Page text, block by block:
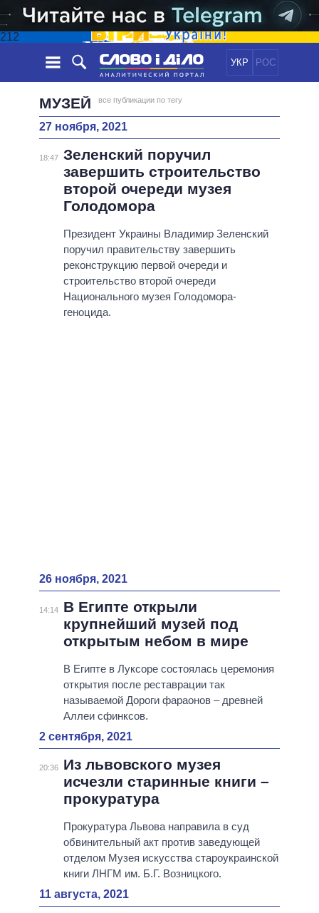
212
УКР РОС
НОВОСТИ
ЛЕНТА
СОБЫТИЯ
СТАТЬИ
МНЕНИЯ
ОБЗОРЫ
ДАЙДЖЕСТЫ
ЭКОНОМИКА
ОБЩЕСТВО
МИР
ОБЕЩАНИЯ
ПОЛИТИКИ
ВСЕ ПОЛИТИКИ
ПРЕЗИДЕНТ И ОФИС
ВЕРХОВНАЯ РАДА
КАБИНЕТ МИНИСТРОВ
ГЛАВЫ ОБЛАДМИНИСТРАЦИЙ
МЭРЫ
ВСЕ ПЕРСОНЫ
ИНФОГРАФИКА
ВИДЕО
ПОДДЕРЖАТЬ
СРАВНЕНИЕ ПОЛИТИКОВ
МУЗЕЙ все публикации по тегу
27 ноября, 2021
18:47 Зеленский поручил
завершить строительство
второй очереди музея
Голодомора
Президент Украины Владимир Зеленский
поручил правительству завершить
реконструкцию первой очереди и
строительство второй очереди
Национального музея Голодомора-
геноцида.
26 ноября, 2021
14:14
В Египте открыли
крупнейший музей под
открытым небом в мире
В Египте в Луксоре состоялась церемония
открытия после реставрации так
называемой Дороги фараонов – древней
Аллеи сфинксов.
2 сентября, 2021
20:36
Из львовского музея
исчезли старинные книги –
прокуратура
Прокуратура Львова направила в суд
обвинительный акт против заведующей
отделом Музея искусства староукраинской
книги ЛНГМ им. Б.Г. Возницкого.
11 августа, 2021